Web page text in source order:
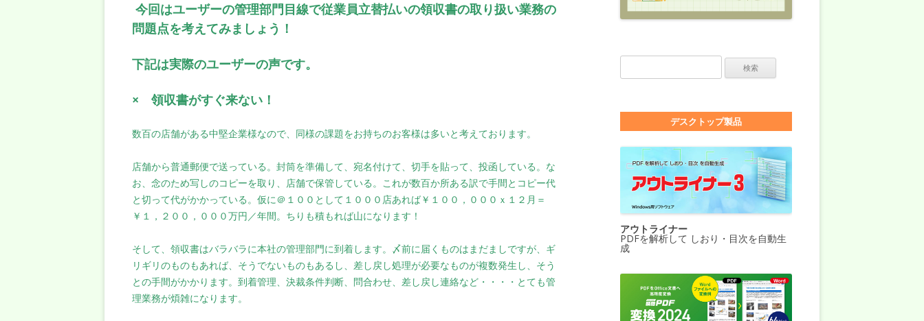
今回はユーザーの管理部門目線で従業員立替払いの領収書の取り扱い業務の
問題点を考えてみましょう！
下記は実際のユーザーの声です。
× 領収書がすぐ来ない！
数百の店舗がある中堅企業様なので、同様の課題をお持ちのお客様は多いと考えております。
店舗から普通郵便で送っている。封筒を準備して、宛名付けて、切手を貼って、投函している。な
お、念のため写しのコピーを取り、店舗で保管している。これが数百か所ある訳で手間とコピー代
と切って代がかかっている。仮に＠１００として１０００店あれば￥１００，０００ｘ１２月＝
￥１，２００，０００万円／年間。ちりも積もれば山になります！
そして、領収書はバラバラに本社の管理部門に到着します。〆前に届くものはまだましですが、ギ
リギリのものもあれば、そうでないものもあるし、差し戻し処理が必要なものが複数発生し、そう
との手間がかかります。到着管理、決裁条件判断、問合わせ、差し戻し連絡など・・・・とても管
理業務が煩雑になります。
デスクトップ製品
アウトライナー
PDFを解析して しおり・目次を自動生
成